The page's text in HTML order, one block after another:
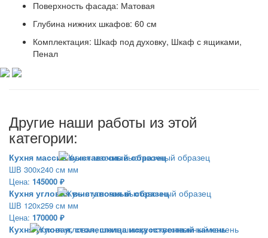
Поверхность фасада: Матовая
Глубина нижних шкафов: 60 см
Комплектация: Шкаф под духовку, Шкаф с ящиками,
Пенал
Другие наши работы из этой
категории:
Кухня массив выставочный образец
ШВ 300х240 см мм
Цена: 145000 ₽
Кухня угловая выставочный образец
ШВ 120х259 см мм
Цена: 170000 ₽
Кухня угловая, столешница искусственный камень